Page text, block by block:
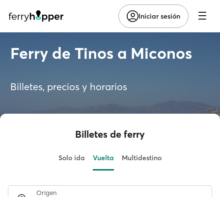
Iniciar sesión
Ferry de Tinos a Miconos
Billetes, precios y horarios
Billetes de ferry
Solo ida Vuelta Multidestino
Origen